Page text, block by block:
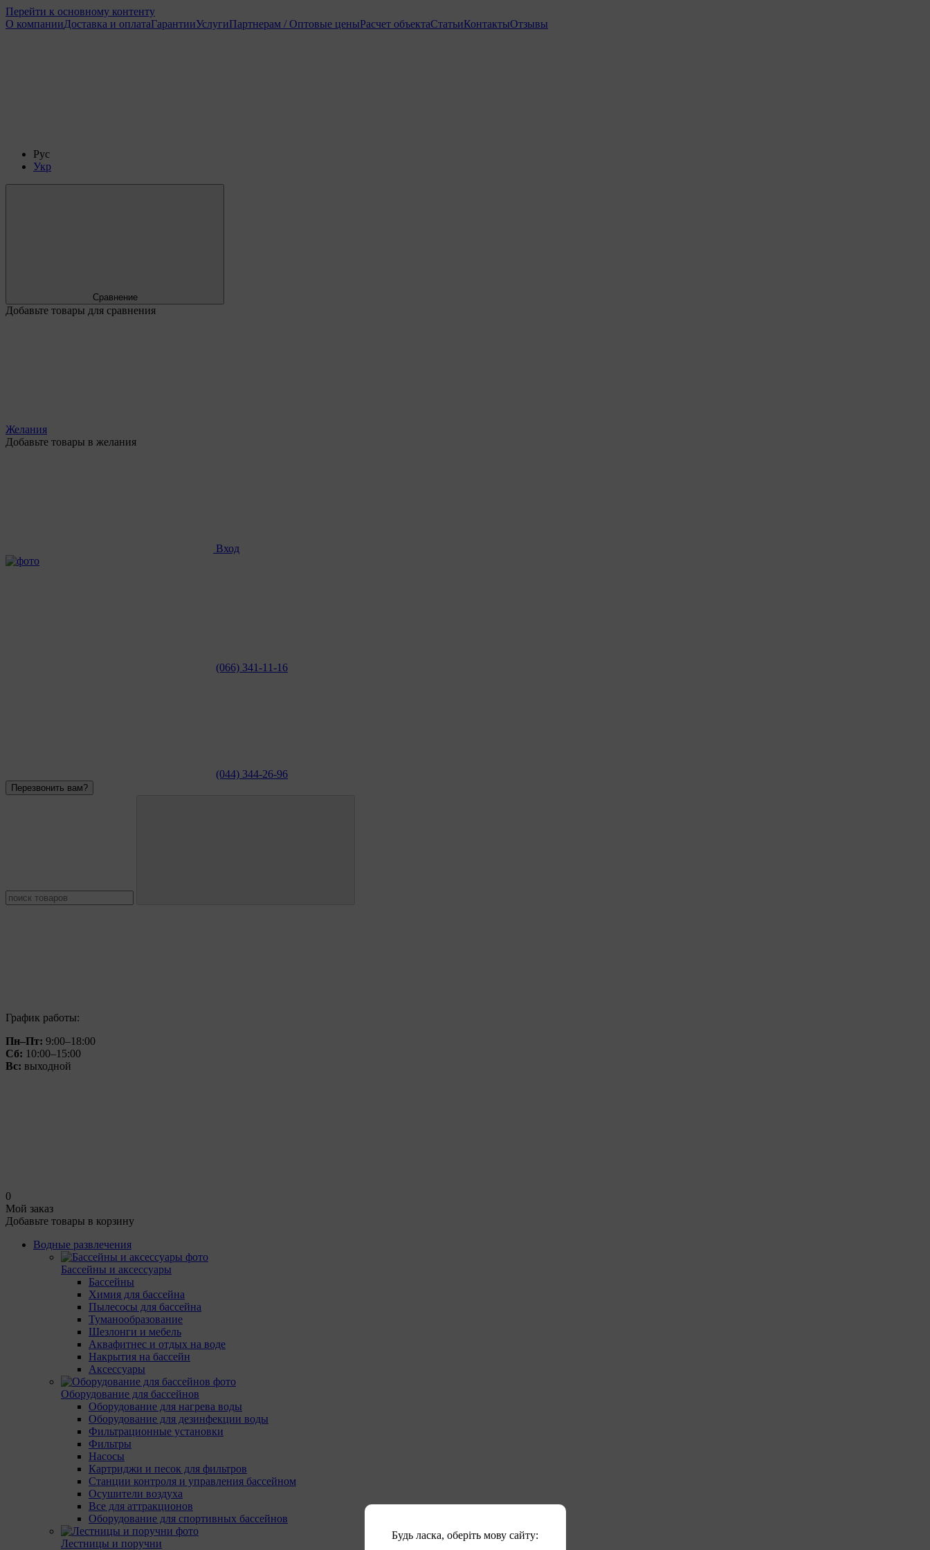
Перейти к основному контенту
О компанииДоставка и оплатаГарантииУслугиПартнерам / Оптовые ценыРасчет объектаСтатьиКонтактыОтзывы
Рус
Укр
Сравнение
Добавьте товары для сравнения
Желания
Добавьте товары в желания
Вход
(066) 341-11-16
(044) 344-26-96
Перезвонить вам?
График работы:
Пн–Пт: 9:00–18:00
Сб: 10:00–15:00
Вс: выходной
0
Мой заказ
Добавьте товары в корзину
Водные развлечения
Бассейны и аксессуары
Бассейны
Химия для бассейна
Пылесосы для бассейна
Туманообразование
Шезлонги и мебель
Аквафитнес и отдых на воде
Накрытия на бассейн
Аксессуары
Оборудование для бассейнов
Оборудование для нагрева воды
Оборудование для дезинфекции воды
Фильтрационные установки
Фильтры
Насосы
Картриджи и песок для фильтров
Станции контроля и управления бассейном
Осушители воздуха
Все для аттракционов
Оборудование для спортивных бассейнов
Лестницы и поручни
Будь ласка, оберіть мову сайту: